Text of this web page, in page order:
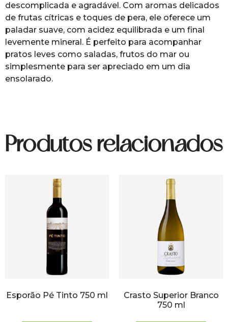
descomplicada e agradável. Com aromas delicados
de frutas cítricas e toques de pera, ele oferece um
paladar suave, com acidez equilibrada e um final
levemente mineral. É perfeito para acompanhar
pratos leves como saladas, frutos do mar ou
simplesmente para ser apreciado em um dia
ensolarado.
Produtos relacionados
Esporão Pé Tinto 750 ml
Crasto Superior Branco
750 ml